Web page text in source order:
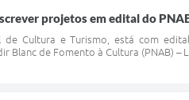
projetos em edital do
Cultura e Turismo, está com
de Fomento à Cultura (PNAB) –